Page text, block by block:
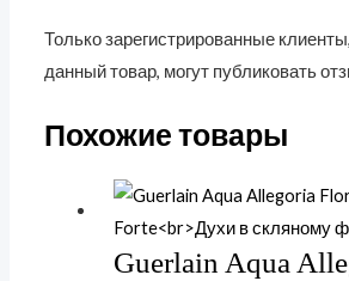
Только зарегистрированные
данный товар, могут публиковать
Похожие товары
Guerlain Aqua